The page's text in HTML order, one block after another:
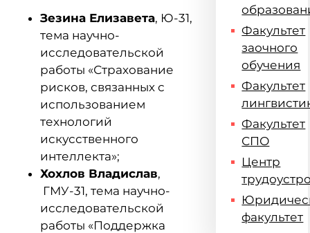
Зезина Елизавета, Ю-31,
тема научно-
исследовательской
работы «Страхование
рисков, связанных с
использованием
технологий
искусственного
интеллекта»;
Хохлов Владислав,
ГМУ-31, тема научно-
исследовательской
работы «Поддержка
Факультет
заочного
обучения
Факультет
Факультет
СПО
Центр
факультет